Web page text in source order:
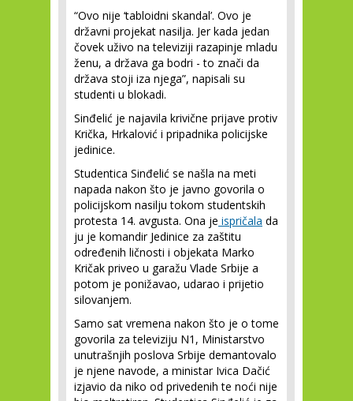
“Ovo nije ‘tabloidni skandal’. Ovo je
državni projekat nasilja. Jer kada jedan
čovek uživo na televiziji razapinje mladu
ženu, a država ga bodri - to znači da
država stoji iza njega”, napisali su
studenti u blokadi.
Sinđelić je najavila krivične prijave protiv
Krička, Hrkalović i pripadnika policijske
jedinice.
Studentica Sinđelić se našla na meti
napada nakon što je javno govorila o
policijskom nasilju tokom studentskih
protesta 14. avgusta. Ona je ispričala da
ju je komandir Jedinice za zaštitu
određenih ličnosti i objekata Marko
Kričak priveo u garažu Vlade Srbije a
potom je ponižavao, udarao i prijetio
silovanjem.
Samo sat vremena nakon što je o tome
govorila za televiziju N1, Ministarstvo
unutrašnjih poslova Srbije demantovalo
je njene navode, a ministar Ivica Dačić
izjavio da niko od privedenih te noći nije